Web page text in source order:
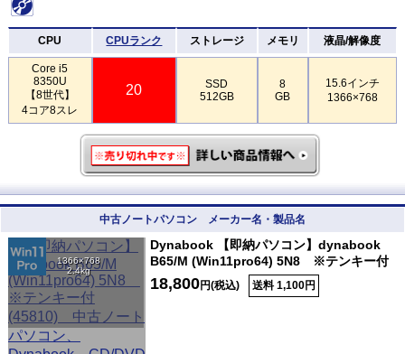
CPU CPUランク ストレージ メモリ 液晶/解像度
Core i5
8350U
【8世代】
4コア8スレ
20
SSD
512GB
8
GB
15.6インチ
1366×768
中古ノートパソコン メーカー名・製品名
1366×768
2.4kg
Dynabook 【即納パソコン】dynabook
B65/M (Win11pro64) 5N8 ※テンキー付
18,800円(税込) 送料 1,100円